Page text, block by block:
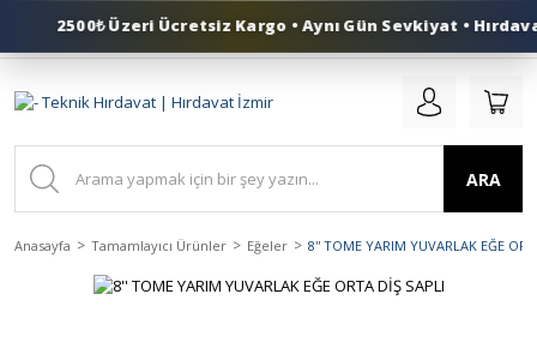
0 (553) 324 41 50
ARA
Anasayfa Tamamlayıcı Ürünler Eğeler 8'' TOME YARIM YUVARLAK EĞE
2500₺ Üzeri Ücretsiz Kargo • Aynı Gün Sevkiyat •